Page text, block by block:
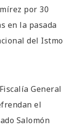
por 30
en la pasada
del Istmo
General
el
Salomón